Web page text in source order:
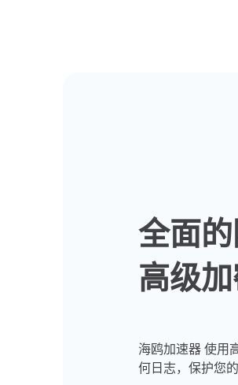
全面
高级
海鸥加速器 使用
何日志，保护您